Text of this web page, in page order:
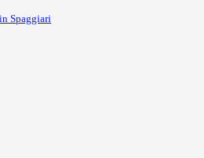
Spaggiari